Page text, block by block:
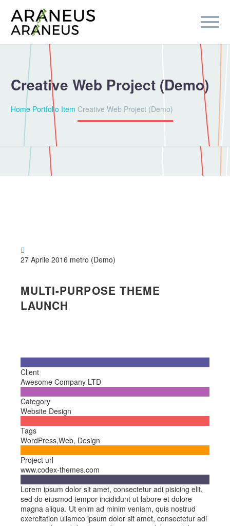
Creative Web Project (Demo)
Home Portfolio Item Creative Web Project (Demo)

27 Aprile 2016 metro (Demo)
MULTI-PURPOSE THEME
LAUNCH
Client
Awesome Company LTD
Category
Website Design
Tags
WordPress,Web, Design
Project url
www.codex-themes.com
Lorem ipsum dolor sit amet, consectetur adi pisicing elit,
sed do eiusmod tempor incididunt ut labore et dolore
magna aliqua. Ut enim ad minim veniam, quis nostrud
exercitation ullamco ipsum dolor sit amet, consectetur adi